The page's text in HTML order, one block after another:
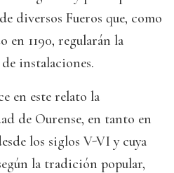
diversos Fueros que, como
en 1190, regularán la
instalaciones.
en este relato la
de Ourense, en tanto en
los siglos V-VI y cuya
la tradición popular,